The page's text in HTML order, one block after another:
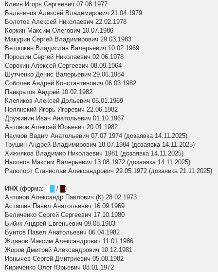
Клеин Игорь Сергеевич 07.08.1977
Бальчинов Алексей Владимирович 21.04.1979
Болотов Алексей Николаевич 22.02.1978
Коркин Максим Олегович 10.07.1986
Макурин Сергей Владимирович 29.03.1983
Ветошкин Владислав Валерьевич 10.02.1969
Порошин Сергей Николаевич 02.06.1978
Сорокин Алексей Сергеевич 08.09.1964
Шутченко Денис Валерьевич 29.06.1984
Соболев Андрей Константинович 06.03.1982
Панкратов Андрей 10.02.1982
Клепиков Алексей Дэльевич 05.01.1969
Полянский Игорь Игоревич 22.06.1982
Дружинин Иван Анатольевич 01.10.1967
Антонов Алексей Юрьевич 20.01.1982
Наумов Вадим Анатольевич 07.07 1974 (дозаявка 14.11.2025)
Трушин Андрей Владимирович 18.07.1984 (дозаявка 14.11.2025)
Хижняков Владимир Николаевич 1981 (дозаявка 14.11.2025)
Насонов Максим Валерьевич 13.08.1972 (дозаявка 14.11.2025)
Рапопорт Станислав Александрович 29.05.1972 (дозаявка 21.11.2025)
ИНХ (форма: /
)
Антонов Александр Павлович (К) 28.02.1973
Асташев Павел Анатольевич 16.09.1969
Беличенко Сергей Сергеевич 17.10.1980
Бибик Андрей Евгеньевич 09.08.1983
Бунтов Павел Анатольевич 06.04.1982
Жданов Максим Александрович 11.01.1986
Жоров Дмитрий Александрович 10.12.1981
Ионычев Сергей Дмитриевич 05.08.1982
Кириченко Олег Юрьевич 08.01.1972